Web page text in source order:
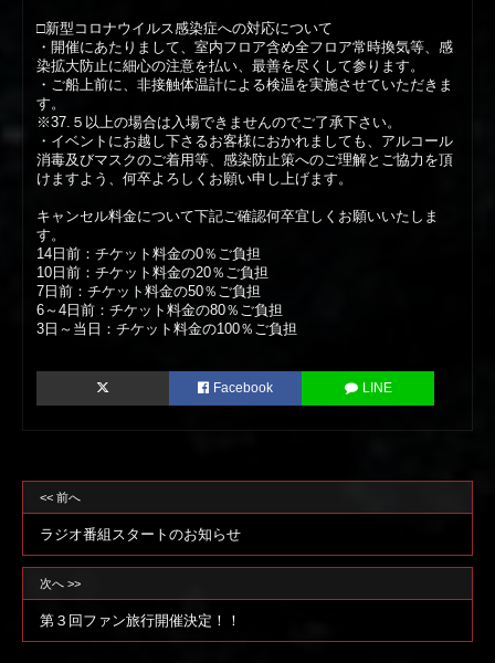
□新型コロナウイルス感染症への対応について
・開催にあたりまして、室内フロア含め全フロア常時換気等、感
染拡大防止に細心の注意を払い、最善を尽くして参ります。
・ご船上前に、非接触体温計による検温を実施させていただきま
す。
※37.５以上の場合は入場できませんのでご了承下さい。
・イベントにお越し下さるお客様におかれましても、アルコール
消毒及びマスクのご着用等、感染防止策へのご理解とご協力を頂
けますよう、何卒よろしくお願い申し上げます。
キャンセル料金について下記ご確認何卒宜しくお願いいたしま
す。
14日前：チケット料金の0％ご負担
10日前：チケット料金の20％ご負担
7日前：チケット料金の50％ご負担
6～4日前：チケット料金の80％ご負担
3日～当日：チケット料金の100％ご負担
Facebook LINE
<< 前へ
ラジオ番組スタートのお知らせ
次へ >>
第３回ファン旅行開催決定！！